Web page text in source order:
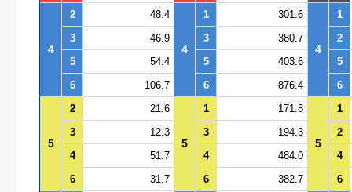
4
2 48.4
4
1 301.6
4
1
3
46.9 3 380.7
2
5
54.4 5 403.6
5
6
106.7 6 876.4 6
5
2 21.6
5
1 171.8
5
1
3
12.3 3 194.3
2
4
51.7 4 484.0
4
6
31.7 6 382.7 6